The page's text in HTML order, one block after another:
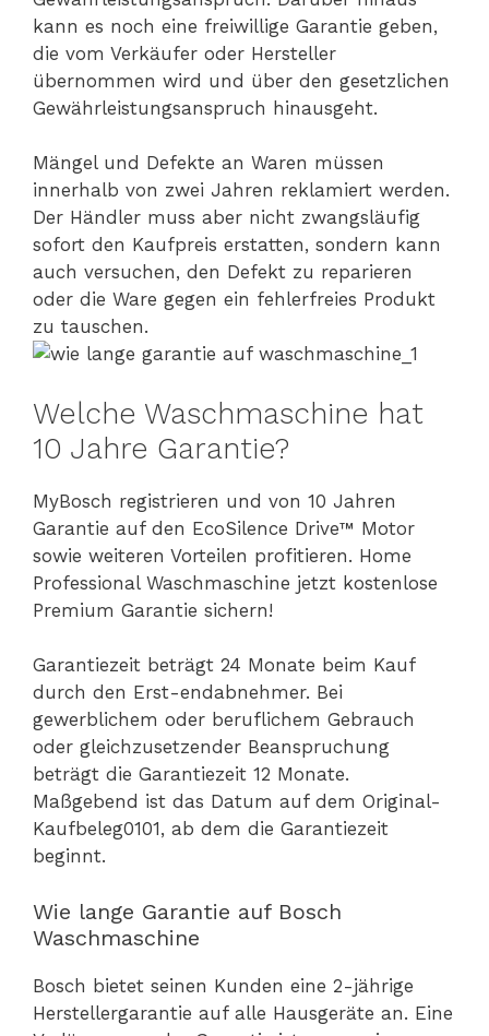
kann es noch eine freiwillige Garantie geben,
die vom Verkäufer oder Hersteller
übernommen wird und über den gesetzlichen
Gewährleistungsanspruch hinausgeht.
Mängel und Defekte an Waren müssen
innerhalb von zwei Jahren reklamiert werden.
Der Händler muss aber nicht zwangsläufig
sofort den Kaufpreis erstatten, sondern kann
auch versuchen, den Defekt zu reparieren
oder die Ware gegen ein fehlerfreies Produkt
zu tauschen.
Welche Waschmaschine hat
10 Jahre Garantie?
MyBosch registrieren und von 10 Jahren
Garantie auf den EcoSilence Drive™ Motor
sowie weiteren Vorteilen profitieren. Home
Professional Waschmaschine jetzt kostenlose
Premium Garantie sichern!
Garantiezeit beträgt 24 Monate beim Kauf
durch den Erst-endabnehmer. Bei
gewerblichem oder beruflichem Gebrauch
oder gleichzusetzender Beanspruchung
beträgt die Garantiezeit 12 Monate.
Maßgebend ist das Datum auf dem Original-
Kaufbeleg0101, ab dem die Garantiezeit
beginnt.
Wie lange Garantie auf Bosch
Waschmaschine
Bosch bietet seinen Kunden eine 2-jährige
Herstellergarantie auf alle Hausgeräte an. Eine